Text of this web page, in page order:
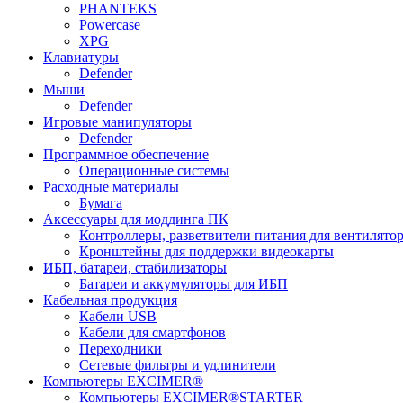
PHANTEKS
Powercase
XPG
Клавиатуры
Defender
Мыши
Defender
Игровые манипуляторы
Defender
Программное обеспечение
Операционные системы
Расходные материалы
Бумага
Аксессуары для моддинга ПК
Контроллеры, разветвители питания для
Кронштейны для поддержки видеокарты
ИБП, батареи, стабилизаторы
Батареи и аккумуляторы для ИБП
Кабельная продукция
Кабели USB
Кабели для смартфонов
Переходники
Сетевые фильтры и удлинители
Компьютеры EXCIMER®
Компьютеры EXCIMER®STARTER